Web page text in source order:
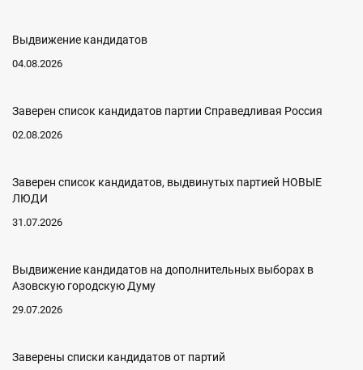
Выдвижение кандидатов
04.08.2026
Заверен список кандидатов партии Справедливая Россия
02.08.2026
Заверен список кандидатов, выдвинутых партией НОВЫЕ
ЛЮДИ
31.07.2026
Выдвижение кандидатов на дополнительных выборах в
Азовскую городскую Думу
29.07.2026
Заверены списки кандидатов от партий